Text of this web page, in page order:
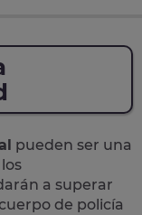
pueden ser una
a superar
de policía